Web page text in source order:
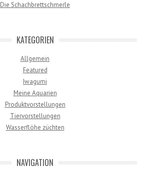
Die Schachbrettschmerle
KATEGORIEN
Allgemein
Featured
Iwagumi
Meine Aquarien
Produktvorstellungen
Tiervorstellungen
Wasserflöhe züchten
NAVIGATION